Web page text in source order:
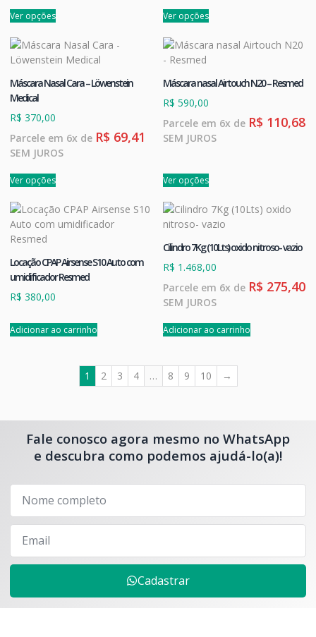
Ver opções Ver opções
Máscara Nasal Cara – Löwenstein
Medical
R$ 370,00
Parcele em 6x de R$ 69,41
SEM JUROS
Ver opções
Máscara nasal Airtouch N20 – Resmed
R$ 590,00
Parcele em 6x de R$ 110,68
SEM JUROS
Ver opções
Locação CPAP Airsense S10 Auto com
umidificador Resmed
R$ 380,00
Adicionar ao carrinho
Cilindro 7Kg (10Lts) oxido nitroso- vazio
R$ 1.468,00
Parcele em 6x de R$ 275,40
SEM JUROS
Adicionar ao carrinho
1 2 3 4 … 8 9 10 →
Fale conosco agora mesmo no WhatsApp
e descubra como podemos ajudá-lo(a)!
Cadastrar